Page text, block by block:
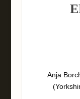
Anja